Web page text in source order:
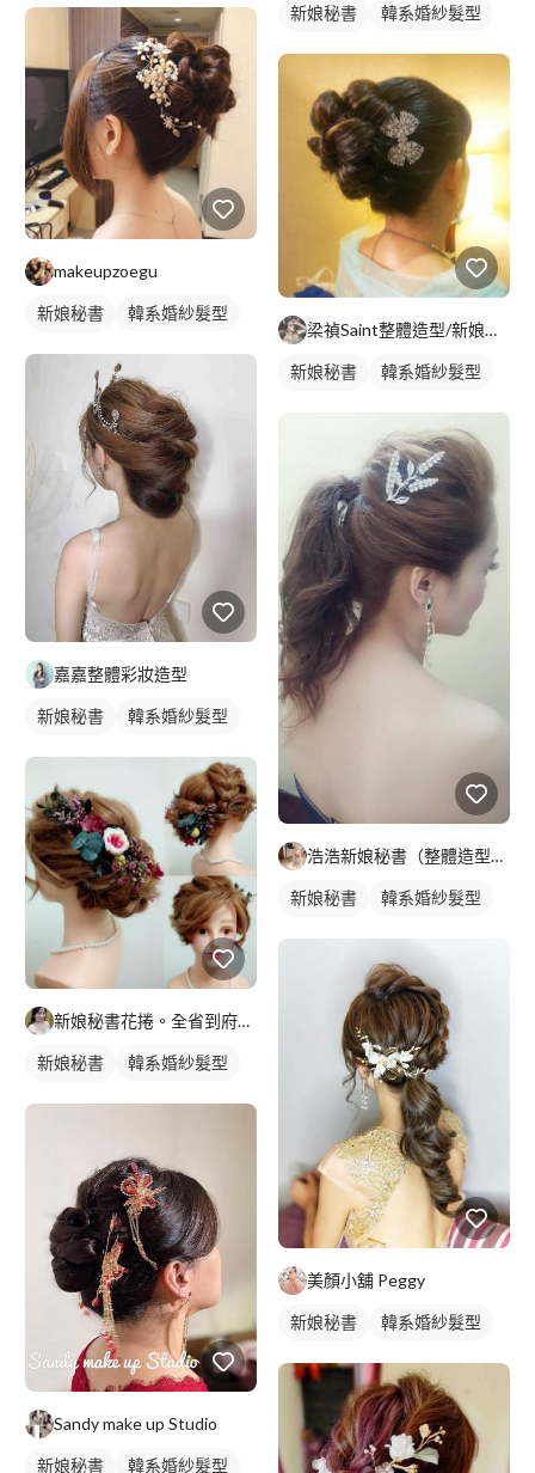
makeupzoegu
新娘秘書
韓系婚紗髮型
嘉嘉整體彩妝造型
新娘秘書
韓系婚紗髮型
新娘秘書花捲。全省到府服務
新娘秘書
韓系婚紗髮型
Sandy make up Studio
新娘秘書 韓系婚紗髮型
新娘秘書
韓系婚紗髮型
梁禎Saint整體造型/新娘秘書/彩妝家教
新娘秘書
韓系婚紗髮型
浩浩新娘秘書（整體造型、春酒、尾牙妝髮）
新娘秘書
韓系婚紗髮型
新娘髮型
美顏小舖 Peggy
新娘秘書
韓系婚紗髮型